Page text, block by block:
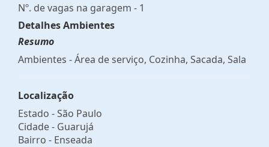
Nº. de vagas na garagem - 1
Detalhes Ambientes
Resumo
Ambientes - Área de serviço, Cozinha, Sacada, Sala
Localização
Estado -São Paulo
Cidade - Guarujá
Bairro - Enseada